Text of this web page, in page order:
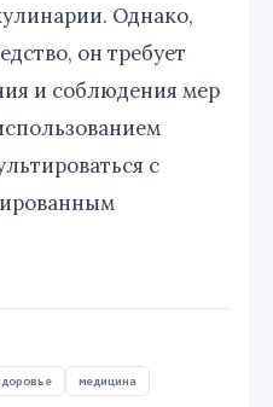
Однако,
он требует
и соблюдения мер
с
медицина